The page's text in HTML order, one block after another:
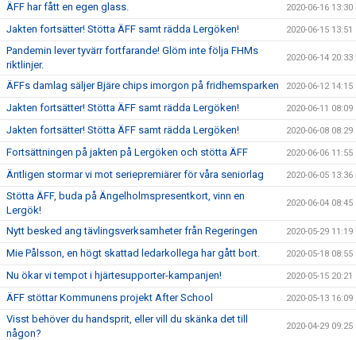
ÄFF har fått en egen glass. 2020-06-16 13:30
Jakten fortsätter! Stötta ÄFF samt rädda Lergöken! 2020-06-15 13:51
Pandemin lever tyvärr fortfarande! Glöm inte följa FHMs
riktlinjer.
2020-06-14 20:33
ÄFFs damlag säljer Bjäre chips imorgon på fridhemsparken 2020-06-12 14:15
Jakten fortsätter! Stötta ÄFF samt rädda Lergöken! 2020-06-11 08:09
Jakten fortsätter! Stötta ÄFF samt rädda Lergöken! 2020-06-08 08:29
Fortsättningen på jakten på Lergöken och stötta ÄFF 2020-06-06 11:55
Äntligen stormar vi mot seriepremiärer för våra seniorlag 2020-06-05 13:36
Stötta ÄFF, buda på Ängelholmspresentkort, vinn en
Lergök!
2020-06-04 08:45
Nytt besked ang tävlingsverksamheter från Regeringen 2020-05-29 11:19
Mie Pålsson, en högt skattad ledarkollega har gått bort. 2020-05-18 08:55
Nu ökar vi tempot i hjärtesupporter-kampanjen! 2020-05-15 20:21
ÄFF stöttar Kommunens projekt After School 2020-05-13 16:09
Visst behöver du handsprit, eller vill du skänka det till
någon?
2020-04-29 09:25